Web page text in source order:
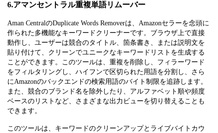
6.アマンセントラル重複単語リムーバー
Aman CentralのDuplicate Words Removerは、Amazonセラーを念頭に
作られた多機能なキーワードクリーナーです。ブラウザ上で直接
動作し、ユーザーは競合のタイトル、箇条書き、または説明文を
貼り付けて、クリーンでユニークなキーワードリストを生成する
ことができます。このツールは、重複を削除し、フィラーワード
をフィルタリングし、ハイフンで区切られた用語を分割し、さら
にAmazonのバックエンドの検索用語のバイト制限を追跡します。
また、競合のブランド名を除外したり、アルファベット順や頻度
ベースのリストなど、さまざまな出力ビューを切り替えることも
できます。
このツールは、キーワードのクリーンアップとライブバイトカウ